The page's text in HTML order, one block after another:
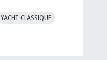
YACHT CLASSIQUE